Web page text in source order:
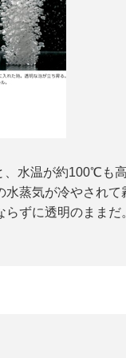
水温が約100℃も
蒸気が冷やされ
ずに透明のまま